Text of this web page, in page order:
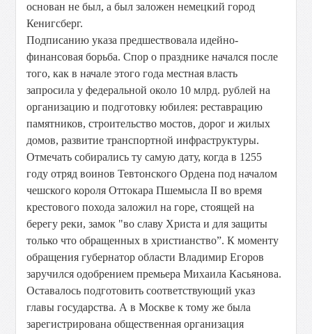
основан не был, а был заложен немецкий город
Кенигсберг.
Подписанию указа предшествовала идейно-
финансовая борьба. Спор о празднике начался после
того, как в начале этого года местная власть
запросила у федеральной около 10 млрд. рублей на
организацию и подготовку юбилея: реставрацию
памятников, строительство мостов, дорог и жилых
домов, развитие транспортной инфраструктуры.
Отмечать собирались ту самую дату, когда в 1255
году отряд воинов Тевтонского Ордена под началом
чешского короля Оттокара Пшемысла II во время
крестового похода заложил на горе, стоящей на
берегу реки, замок "во славу Христа и для защиты
только что обращенных в христианство”. К моменту
обращения губернатор области Владимир Егоров
заручился одобрением премьера Михаила Касьянова.
Оставалось подготовить соответствующий указ
главы государства. А в Москве к тому же была
зарегистрирована общественная организация